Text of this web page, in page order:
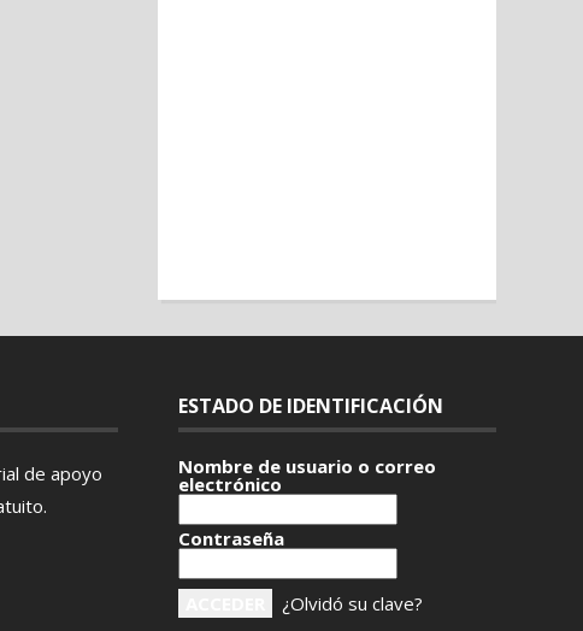
de apoyo
.
ESTADO DE IDENTIFICACIÓN
Nombre de usuario o correo
electrónico
Contraseña
¿Olvidó su clave?